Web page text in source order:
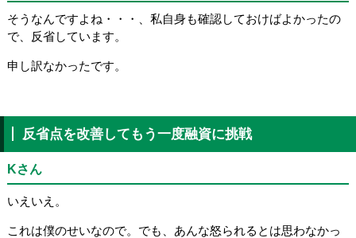
そうなんですよね・・・、私自身も確認しておけばよかったの
で、反省しています。
申し訳なかったです。
反省点を改善してもう一度融資に挑戦
Kさん
いえいえ。
これは僕のせいなので。でも、あんな怒られるとは思わなかっ